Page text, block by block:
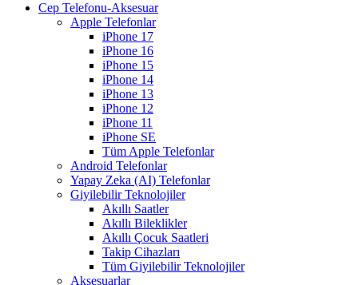
Cep Telefonu-Aksesuar
Apple Telefonlar
iPhone 17
iPhone 16
iPhone 15
iPhone 14
iPhone 13
iPhone 12
iPhone 11
iPhone SE
Tüm Apple Telefonlar
Android Telefonlar
Yapay Zeka (AI) Telefonlar
Giyilebilir Teknolojiler
Akıllı Saatler
Akıllı Bileklikler
Akıllı Çocuk Saatleri
Takip Cihazları
Tüm Giyilebilir Teknolojiler
Aksesuarlar